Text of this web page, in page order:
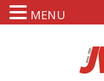
MENU